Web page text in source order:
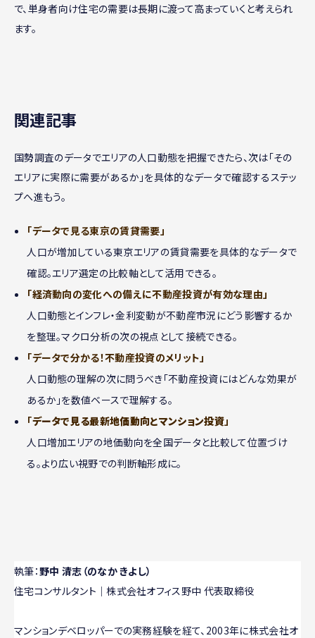
で、単身者向け住宅の需要は長期に渡って高まっていくと考えられ
ます。
関連記事
国勢調査のデータでエリアの人口動態を把握できたら、次は「その
エリアに実際に需要があるか」を具体的なデータで確認するステッ
プへ進もう。
「データで見る東京の賃貸需要」
人口が増加している東京エリアの賃貸需要を具体的なデータで
確認。エリア選定の比較軸として活用できる。
「経済動向の変化への備えに不動産投資が有効な理由」
人口動態とインフレ・金利変動が不動産市況にどう影響するか
を整理。マクロ分析の次の視点として接続できる。
「データで分かる！不動産投資のメリット」
人口動態の理解の次に問うべき「不動産投資にはどんな効果が
あるか」を数値ベースで理解する。
「データで見る最新地価動向とマンション投資」
人口増加エリアの地価動向を全国データと比較して位置づけ
る。より広い視野での判断軸形成に。
執筆：野中 清志（のなか きよし）
住宅コンサルタント｜株式会社オフィス野中 代表取締役
マンションデベロッパーでの実務経験を経て、2003年に株式会社オ